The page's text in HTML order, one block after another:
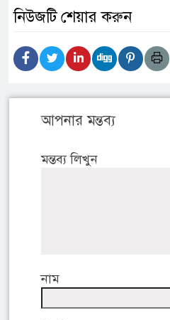
নিউজটি শেয়ার করুন
আপনার মন্তব্য
মন্তব্য লিখুন
নাম